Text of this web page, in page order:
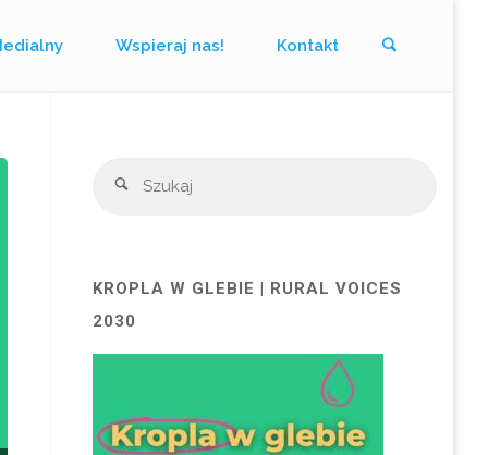
Wspieraj nas! Kontakt
Szukaj
KROPLA W GLEBIE | RURAL VOICES
2030